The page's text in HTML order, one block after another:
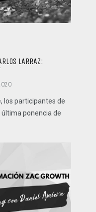
LARRAZ:
los participantes de
ponencia de